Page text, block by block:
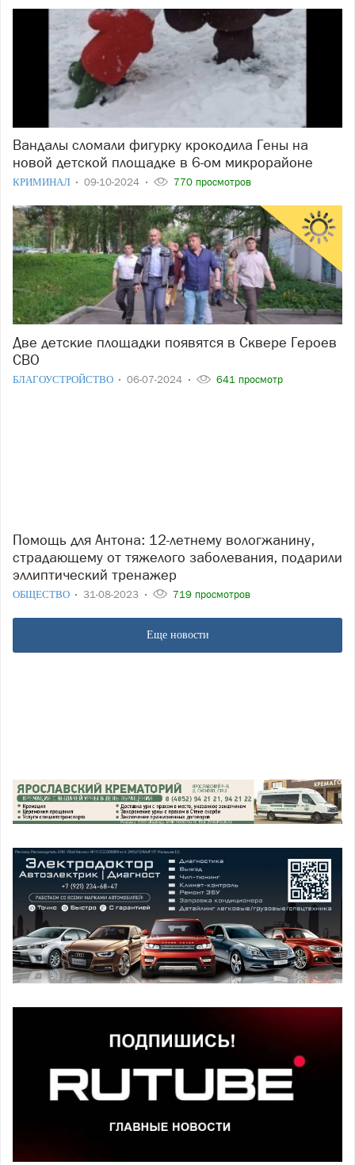
Вандалы сломали фигурку крокодила Гены на
новой детской площадке в 6-ом микрорайоне
КРИМИНАЛ 09-10-2024 770 просмотров
Две детские площадки появятся в Сквере Героев
СВО
БЛАГОУСТРОЙСТВО 06-07-2024 641 просмотр
Помощь для Антона: 12-летнему вологжанину,
страдающему от тяжелого заболевания, подарили
эллиптический тренажер
ОБЩЕСТВО 31-08-2023 719 просмотров
Еще новости